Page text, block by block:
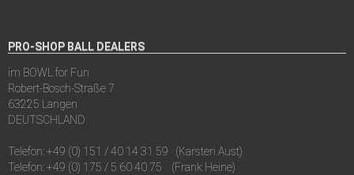
PRO-SHOP BALL DEALERS
im BOWL for Fun
Robert-Bosch-Straße 7
63225 Langen
DEUTSCHLAND
Telefon:+49 (0) 151 / 40 14 31 59
(Karsten Aust)
Telefon:+49 (0) 175 / 5 60 40 75
(Frank Heine)